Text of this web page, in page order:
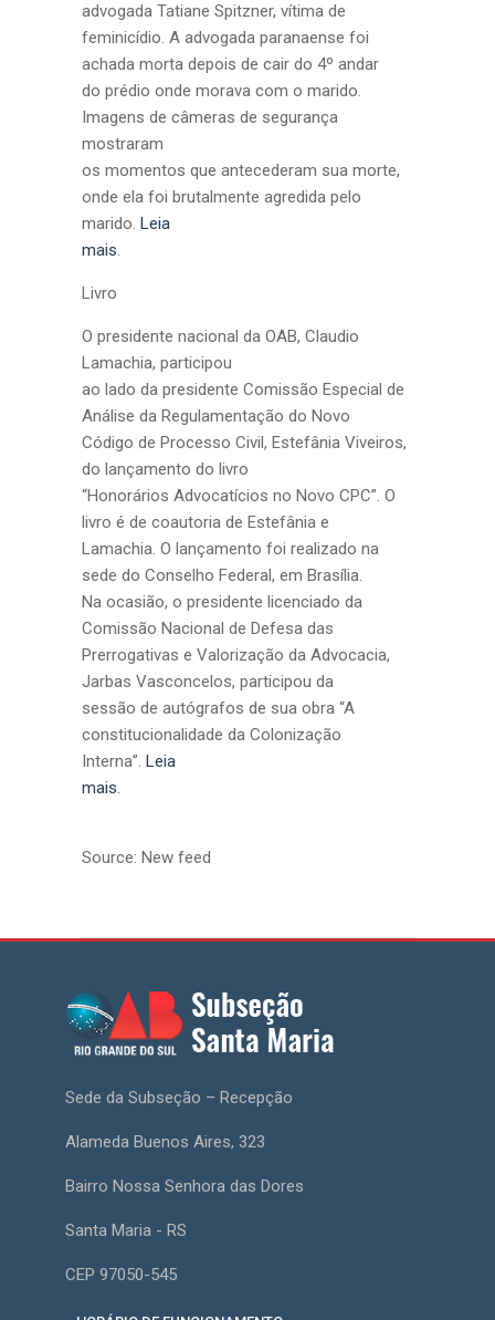
advogada Tatiane Spitzner, vítima de
feminicídio. A advogada paranaense foi
achada morta depois de cair do 4º andar
do prédio onde morava com o marido.
Imagens de câmeras de segurança
mostraram
os momentos que antecederam sua morte,
onde ela foi brutalmente agredida pelo
marido. Leia
mais.
Livro
O presidente nacional da OAB, Claudio
Lamachia, participou
ao lado da presidente Comissão Especial de
Análise da Regulamentação do Novo
Código de Processo Civil, Estefânia Viveiros,
do lançamento do livro
“Honorários Advocatícios no Novo CPC”. O
livro é de coautoria de Estefânia e
Lamachia. O lançamento foi realizado na
sede do Conselho Federal, em Brasília.
Na ocasião, o presidente licenciado da
Comissão Nacional de Defesa das
Prerrogativas e Valorização da Advocacia,
Jarbas Vasconcelos, participou da
sessão de autógrafos de sua obra “A
constitucionalidade da Colonização
Interna”. Leia
mais.
Source: New feed
Sede da Subseção – Recepção
Alameda Buenos Aires, 323
Bairro Nossa Senhora das Dores
Santa Maria - RS
CEP 97050-545